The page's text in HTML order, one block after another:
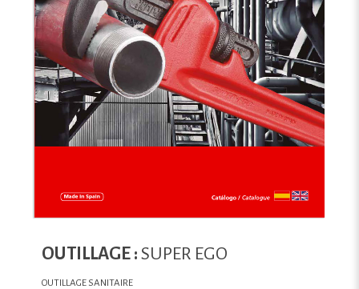
OUTILLAGE : SUPER EGO
OUTILLAGE SANITAIRE